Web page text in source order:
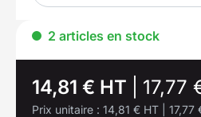
2 articles en stock
14,81 € HT 17,77
Prix unitaire : 14,81 € HT 17,77